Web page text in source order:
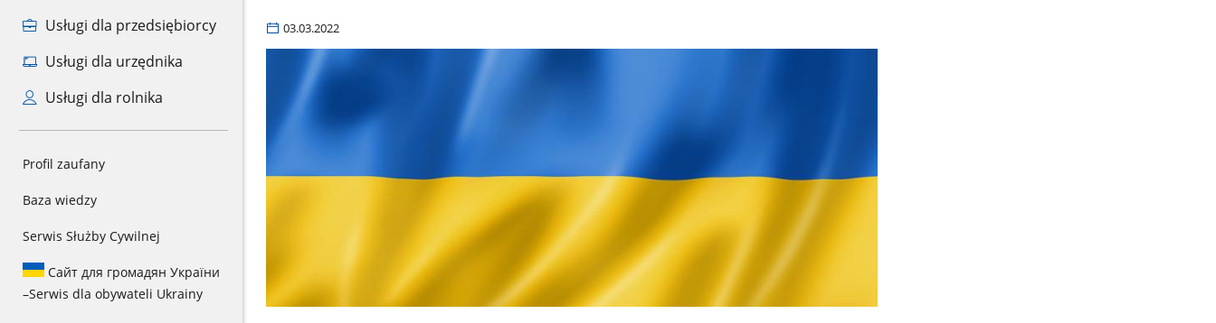
Usługi dla przedsiębiorcy
Usługi dla urzędnika
Usługi dla rolnika
Profil zaufany
Baza wiedzy
Serwis Służby Cywilnej
Сайт для громадян України
–Serwis dla obywateli Ukrainy
03.03.2022